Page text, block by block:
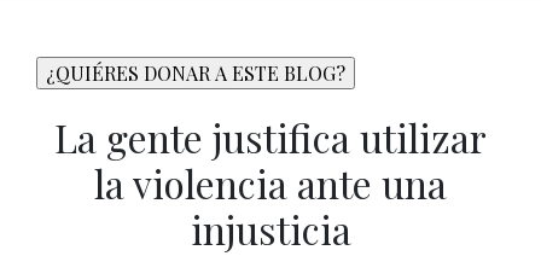
La gente justifica utilizar
la violencia ante una
injusticia